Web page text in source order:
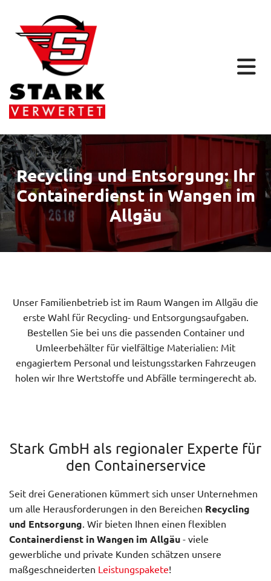
Recycling und Entsorgung: Ihr
Containerdienst in Wangen im
Allgäu
Unser Familienbetrieb ist im Raum Wangen im Allgäu die
erste Wahl für Recycling- und Entsorgungsaufgaben.
Bestellen Sie bei uns die passenden Container und
Umleerbehälter für vielfältige Materialien: Mit
engagiertem Personal und leistungsstarken Fahrzeugen
holen wir Ihre Wertstoffe und Abfälle termingerecht ab.
Stark GmbH als regionaler Experte für
den Containerservice
Seit drei Generationen kümmert sich unser Unternehmen
um alle Herausforderungen in den Bereichen Recycling
und Entsorgung. Wir bieten Ihnen einen flexiblen
Containerdienst in Wangen im Allgäu - viele
gewerbliche und private Kunden schätzen unsere
maßgeschneiderten Leistungspakete!